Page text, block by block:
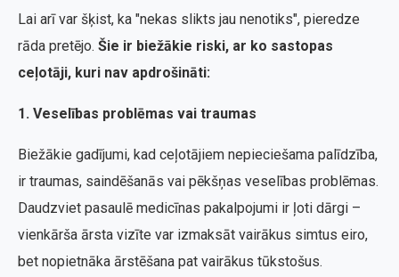
Lai arī var šķist, ka "nekas slikts jau nenotiks", pieredze
rāda pretējo. Šie ir biežākie riski, ar ko sastopas
ceļotāji, kuri nav apdrošināti:
1. Veselības problēmas vai traumas
Biežākie gadījumi, kad ceļotājiem nepieciešama palīdzība,
ir traumas, saindēšanās vai pēkšņas veselības problēmas.
Daudzviet pasaulē medicīnas pakalpojumi ir ļoti dārgi –
vienkārša ārsta vizīte var izmaksāt vairākus simtus eiro,
bet nopietnāka ārstēšana pat vairākus tūkstošus.